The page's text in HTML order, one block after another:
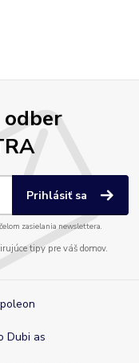
Prihlásiť sa
zasielania newslettera.
tipy pre váš domov.